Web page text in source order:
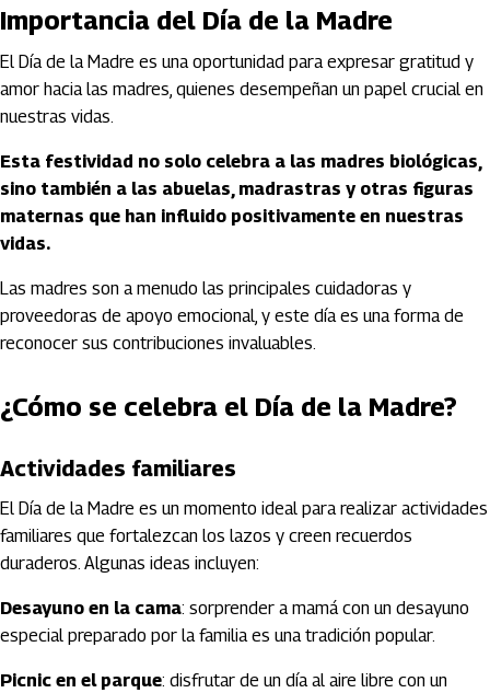
Importancia del Día de la Madre
El Día de la Madre es una oportunidad para expresar gratitud y
amor hacia las madres, quienes desempeñan un papel crucial en
nuestras vidas.
Esta festividad no solo celebra a las madres biológicas,
sino también a las abuelas, madrastras y otras figuras
maternas que han influido positivamente en nuestras
vidas.
Las madres son a menudo las principales cuidadoras y
proveedoras de apoyo emocional, y este día es una forma de
reconocer sus contribuciones invaluables.
¿Cómo se celebra el Día de la Madre?
Actividades familiares
El Día de la Madre es un momento ideal para realizar actividades
familiares que fortalezcan los lazos y creen recuerdos
duraderos. Algunas ideas incluyen:
Desayuno en la cama: sorprender a mamá con un desayuno
especial preparado por la familia es una tradición popular.
Picnic en el parque: disfrutar de un día al aire libre con un